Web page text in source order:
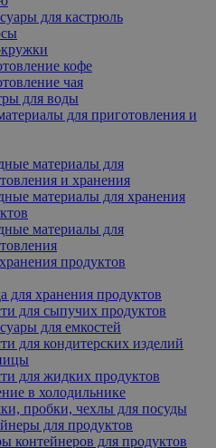
для кастрюль
кофе
чая
для воды
для приготовления и
материалы для
и хранения
материалы для хранения
материалы для
продуктов
для хранения продуктов
для сыпучих продуктов
для емкостей
для кондитерских изделий
для жидких продуктов
в холодильнике
пробки, чехлы для посуды
для продуктов
контейнеров для продуктов